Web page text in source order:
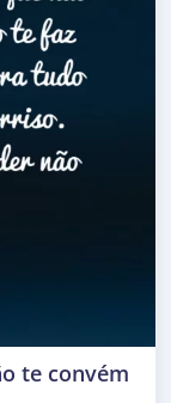
te convém